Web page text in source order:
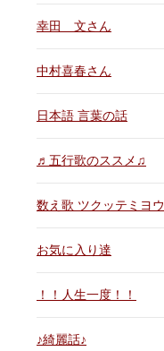
幸田 文さん
中村喜春さん
日本語 言葉の話
♬五行歌のススメ♫
数え歌 ツクッテミヨウ
お気に入り達
！！人生一度！！
♪綺麗話♪